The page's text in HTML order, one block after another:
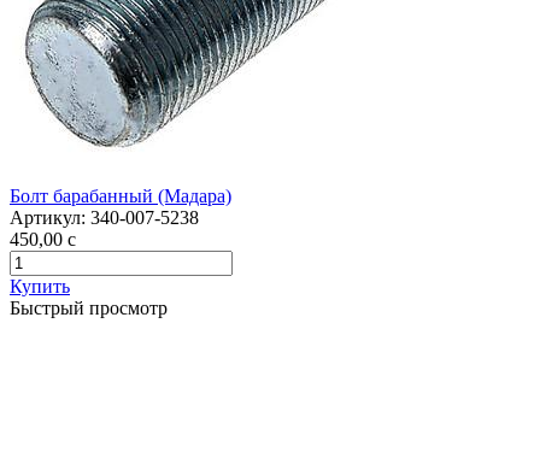
Болт барабанный (Мадара)
Артикул: 340-007-5238
450,00 c
Купить
Быстрый просмотр